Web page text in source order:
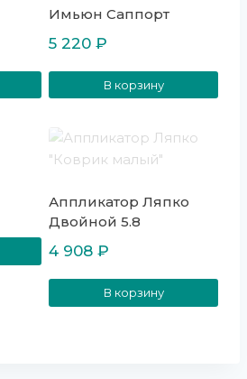
Имьюн Саппорт
5 220 ₽
В корзину
Аппликатор Ляпко
Двойной 5.8
4 908 ₽
В корзину